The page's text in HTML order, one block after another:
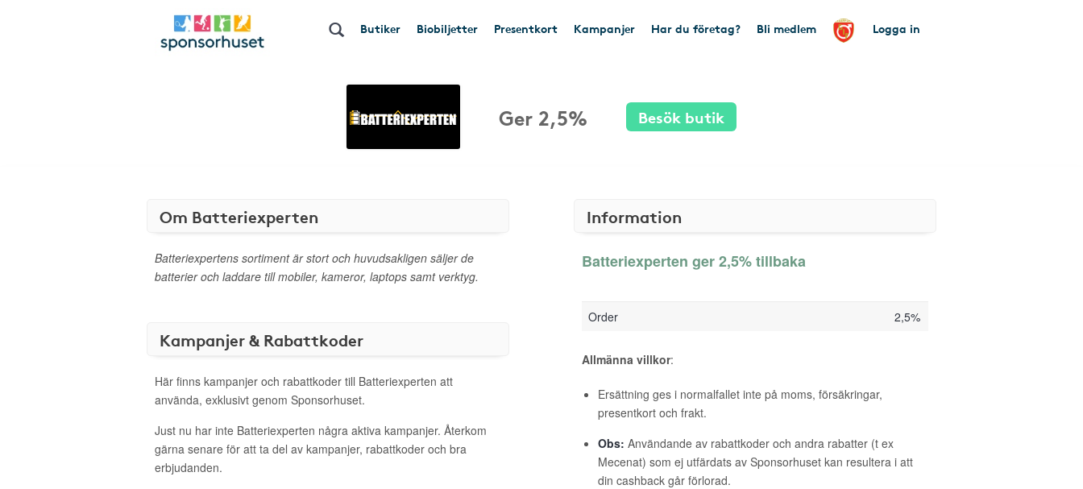
Butiker Biobiljetter Presentkort Kampanjer Har du företag? Bli medlem Logga in
Ger 2,5% Besök butik
Om Batteriexperten
Batteriexpertens sortiment är stort och huvudsakligen säljer de
batterier och laddare till mobiler, kameror, laptops samt verktyg.
Kampanjer & Rabattkoder
Här finns kampanjer och rabattkoder till Batteriexperten att
använda, exklusivt genom Sponsorhuset.
Just nu har inte Batteriexperten några aktiva kampanjer. Återkom
gärna senare för att ta del av kampanjer, rabattkoder och bra
erbjudanden.
Information
Batteriexperten ger 2,5% tillbaka
Order 2,5%
Allmänna villkor:
Ersättning ges i normalfallet inte på moms, försäkringar,
presentkort och frakt.
Obs: Användande av rabattkoder och andra rabatter (t ex
Mecenat) som ej utfärdats av Sponsorhuset kan resultera i att
din cashback går förlorad.